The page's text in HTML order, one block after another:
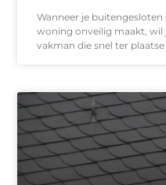
Wanneer je
woning onveilig maakt, wil
vakman die snel ter plaatse